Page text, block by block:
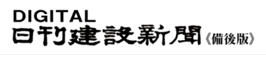
ナ
ビ
ゲ
コ
ン
テ